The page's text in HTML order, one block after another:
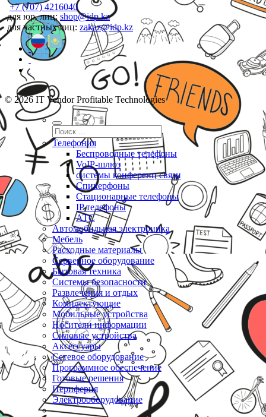
+7 (707) 4216040
для юр. лиц: shop@idp.kz
для частных лиц: zakaz@idp.kz
© 2026 IT Vendor Profitable Technologies
Телефония
Беспроводные телефоны
VoIP-шлюз
системы конференц связи
Спикерфоны
Стационарные телефоны
IP телефоны
АТС
Автомобильная электроника
Мебель
Расходные материалы
Серверное оборудование
Бытовая техника
Системы безопасности
Развлечения и отдых
Комплектующие
Мобильные устройства
Носители информации
Силовые устройства
Аксессуары
Сетевое оборудование
Программное обеспечение
Готовые решения
Периферия
Электрооборудование